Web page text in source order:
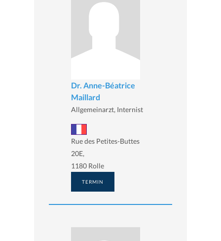
Dr. Anne-Béatrice
Maillard
Allgemeinarzt, Internist
Rue des Petites-Buttes
20E,
1180 Rolle
TERMIN